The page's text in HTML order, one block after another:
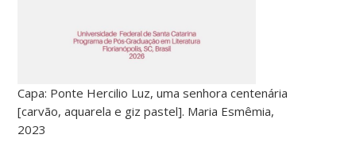
Capa: Ponte Hercilio Luz, uma senhora centenária
[carvão, aquarela e giz pastel]. Maria Esmêmia,
2023